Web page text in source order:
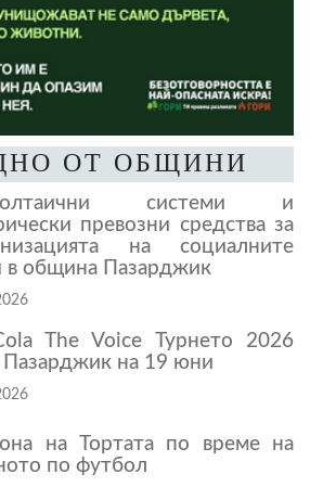
ОТ ОБЩИНИ
системи и
превозни средства за
на социалните
в община Пазарджик
The Voice Турнето 2026
Пазарджик на 19 юни
на Тортата по време на
по футбол